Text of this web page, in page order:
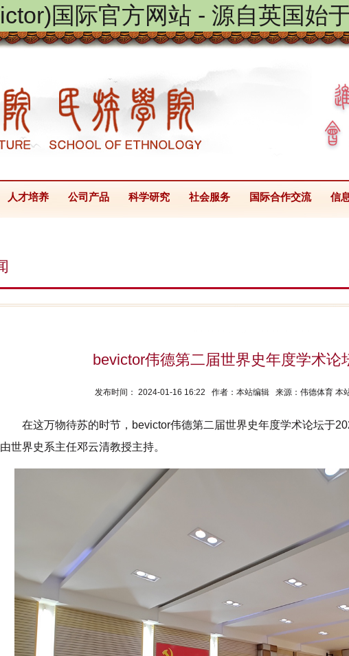
国际官方网站 - 源自英国始
人才培养 公司产品 科学研究 社会服务 国际合作交流 信
bevictor伟德第二届世界史年度学术论
发布时间： 2024-01-16 16:22 作者：本站编辑 来源：伟德体育 本
在这万物待苏的时节，bevictor伟德第二届世界史年度学术论坛于
由世界史系主任邓云清教授主持。